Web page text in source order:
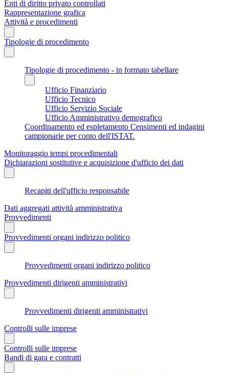
Enti di diritto privato controllati
Rappresentazione grafica
Attività e procedimenti
Tipologie di procedimento
Tipologie di procedimento - in formato tabellare
Ufficio Finanziario
Ufficio Tecnico
Ufficio Servizio Sociale
Ufficio Amministrativo demografico
Coordinamento ed espletamento Censimenti ed indagini
campionarie per conto dell'ISTAT.
Monitoraggio tempi procedimentali
Dichiarazioni sostitutive e acquisizione d'ufficio dei dati
Recapiti dell'ufficio responsabile
Dati aggregati attività amministrativa
Provvedimenti
Provvedimenti organi indirizzo politico
Provvedimenti organi indirizzo politico
Provvedimenti dirigenti amministrativi
Provvedimenti dirigenti amministrativi
Controlli sulle imprese
Controlli sulle imprese
Bandi di gara e contratti